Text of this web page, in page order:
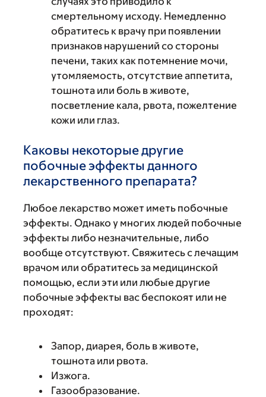
смертельному исходу. Немедленно
обратитесь к врачу при появлении
признаков нарушений со стороны
печени, таких как потемнение мочи,
утомляемость, отсутствие аппетита,
тошнота или боль в животе,
посветление кала, рвота, пожелтение
кожи или глаз.
Каковы некоторые другие
побочные эффекты данного
лекарственного препарата?
Любое лекарство может иметь побочные
эффекты. Однако у многих людей побочные
эффекты либо незначительные, либо
вообще отсутствуют. Свяжитесь с лечащим
врачом или обратитесь за медицинской
помощью, если эти или любые другие
побочные эффекты вас беспокоят или не
проходят:
Запор, диарея, боль в животе,
тошнота или рвота.
Изжога.
Газообразование.